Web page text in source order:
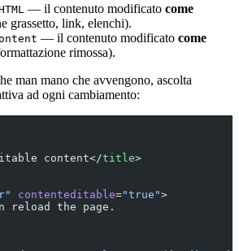
— il contenuto modificato come
grassetto, link, elenchi).
— il contenuto modificato come
rimossa).
man mano che avvengono, ascolta
ad ogni cambiamento:
content</title>
contenteditable="true">
reload the page.